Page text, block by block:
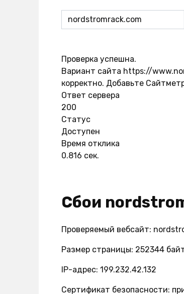
Проверка успешна.
Вариант сайта https://
корректно. Добавьте
Ответ сервера
200
Статус
Доступен
Время отклика
0.816 сек.
Сбои
Проверяемый вебсайт:
Размер страницы: 252344
IP-адрес: 199.232.42.132
Сертификат безопасности: